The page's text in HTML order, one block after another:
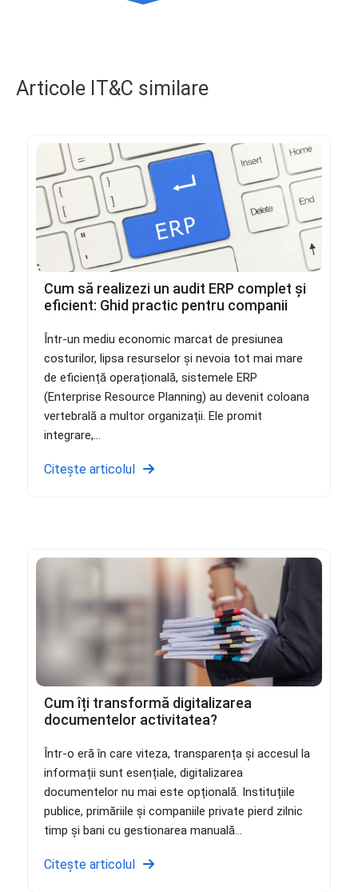
Articole IT&C similare
Cum să realizezi un audit ERP complet și
eficient: Ghid practic pentru companii
Într-un mediu economic marcat de presiunea
costurilor, lipsa resurselor și nevoia tot mai mare
de eficiență operațională, sistemele ERP
(Enterprise Resource Planning) au devenit coloana
vertebrală a multor organizații. Ele promit
integrare,...
Citește articolul
Cum îți transformă digitalizarea
documentelor activitatea?
Într-o eră în care viteza, transparența și accesul la
informații sunt esențiale, digitalizarea
documentelor nu mai este opțională. Instituțiile
publice, primăriile și companiile private pierd zilnic
timp și bani cu gestionarea manuală...
Citește articolul